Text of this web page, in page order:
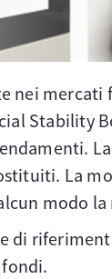
nei mercati
Stability
La
modo